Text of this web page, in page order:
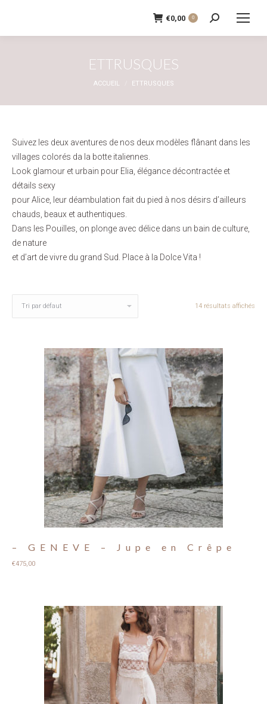
€0,00 0
Recherche
:
ETTRUSQUES
Vous êtes ici :
ACCUEIL ETTRUSQUES
Suivez les deux aventures de nos deux modèles flânant dans les
villages colorés da la botte italiennes.
Look glamour et urbain pour Elia, élégance décontractée et
détails sexy
pour Alice, leur déambulation fait du pied à nos désirs d’ailleurs
chauds, beaux et authentiques.
Dans les Pouilles, on plonge avec délice dans un bain de culture,
de nature
et d’art de vivre du grand Sud. Place à la Dolce Vita !
14 résultats affichés
– GENEVE – Jupe en Crêpe
€475,00